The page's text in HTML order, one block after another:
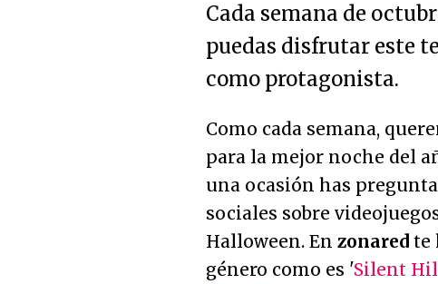
Cada semana de
puedas disfrutar este
como protagonista.
Como cada semana,
para la mejor noche del
una ocasión has
sociales sobre
Halloween. En zonared te
género como es 'Silent